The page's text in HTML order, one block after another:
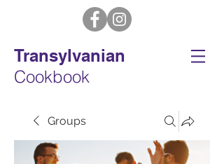
Transylvanian
Cookbook
Groups